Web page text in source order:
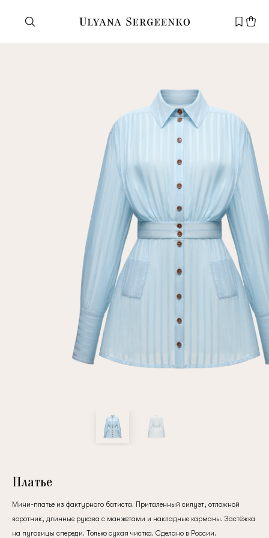
+7 495 105 70 25
support@ulyanasergeenko.com
Пн—Пт 11—19
Новый
клиент
Электронная почта
Повтор пароля
Дата рождения
политики конфиденциальности
Зарегистрированный
Платье
Мини-платье из фактурного батиста. Приталенный силуэт, отложной
воротник, длинные рукава с манжетами и накладные карманы. Застёжка
на пуговицы спереди. Только сухая чистка. Сделано в России.